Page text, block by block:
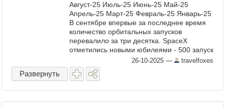
Август-25 Июль-25 Июнь-25 Май-25
Апрель-25 Март-25 Февраль-25 Январь-25
В сентябре впервые за последнее время
количество орбитальных запусков
перевалило за три десятка. SpaceX
отметились новыми юбилеями - 500 запуск
с возвращением ступени Фалькона-9 и 300
запуск программы ...
26-10-2025 — travelfoxes
Развернуть